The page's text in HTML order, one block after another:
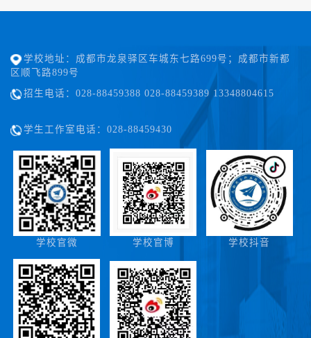
学校地址：成都市龙泉驿区车城东七路699号；成都市新都
区顺飞路899号
招生电话：028-88459388 028-88459389 13348804615
学生工作室电话：028-88459430
学校官微 学校官博 学校抖音